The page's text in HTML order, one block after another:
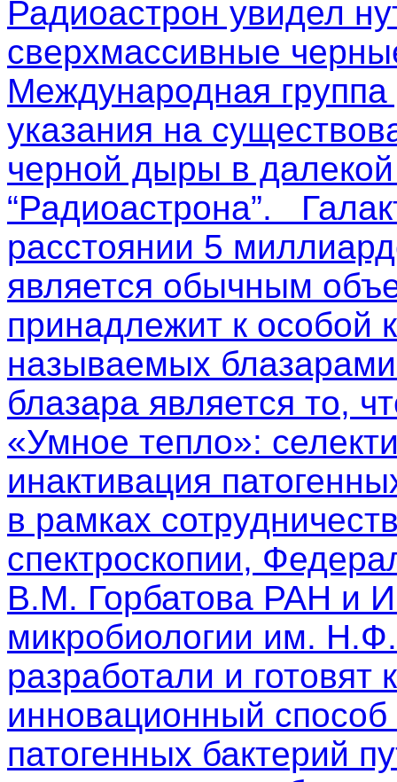
Радиоастрон увидел
сверхмассивные
Международная
указания на
черной дыры в
“Радиоастрона”.
расстоянии 5
является обычным
принадлежит к особой
называемых
блазара является то,
«Умное тепло»:
инактивация
в рамках
спектроскопии,
В.М. Горбатова РАН и
микробиологии им.
разработали и готовят
инновационный
патогенных бактерий